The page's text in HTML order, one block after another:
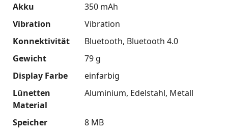
Akku
350 mAh
Vibration
Vibration
Konnektivität
Bluetooth Bluetooth 4.0
Gewicht
79 g
Display Farbe
einfarbig
Lünetten
Material
Aluminium Edelstahl Metall
Speicher
8 MB